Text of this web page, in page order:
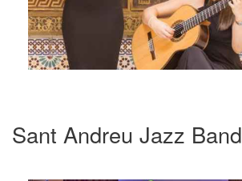
Sant Andreu Jazz Band